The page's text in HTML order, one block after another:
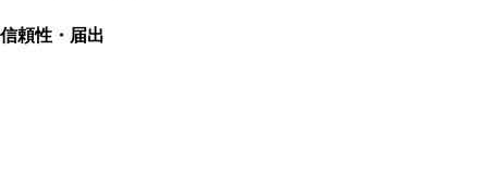
信頼性・届出